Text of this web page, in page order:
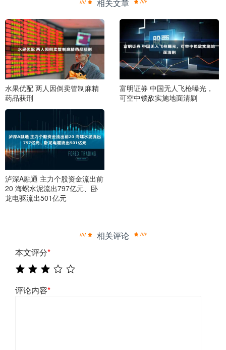
相关文章
水果优配 两人因倒卖管制麻精
药品获刑
富明证券 中国无人飞枪曝光，
可空中锁敌实施地面清剿
泸深A融通 主力个股资金流出前
20 海螺水泥流出797亿元、卧
龙电驱流出501亿元
相关评论
本文评分*
评论内容*